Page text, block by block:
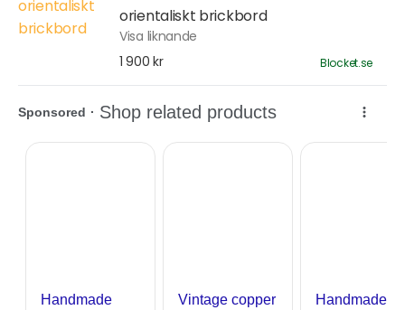
orientaliskt brickbord
Visa liknande
1 900 kr
Blocket.se